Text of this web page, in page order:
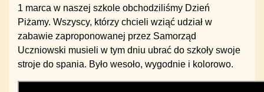
1 marca w naszej szkole obchodziliśmy Dzień
Piżamy. Wszyscy, którzy chcieli wziąć udział w
zabawie zaproponowanej przez Samorząd
Uczniowski musieli w tym dniu ubrać do szkoły swoje
stroje do spania. Było wesoło, wygodnie i kolorowo.